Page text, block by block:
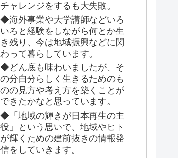
チャレンジをするも大失敗。
◆海外事業や大学講師などいろ
いろと経験をしながら何とか生
き残り、今は地域振興などに関
わって暮らしています。
◆どん底も味わいましたが、そ
の分自分らしく生きるためのも
のの見方や考え方を築くことが
できたかなと思っています。
◆「地域の輝きが日本再生の主
役」という思いで、地域やヒト
が輝くための建前抜きの情報発
信をしていきます。